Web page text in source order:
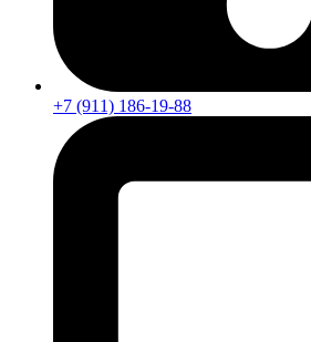
+7 (911) 186-19-88